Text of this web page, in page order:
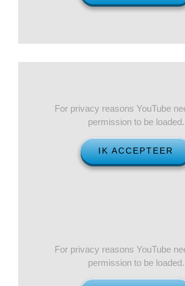
For privacy reasons YouTube
permission to be loaded.
IK ACCEPTEER
For privacy reasons YouTube
permission to be loaded.